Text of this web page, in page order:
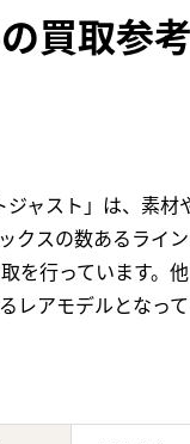
買取参
ャスト」は、素
スの数あるライ
行っています。
アモデルとなって